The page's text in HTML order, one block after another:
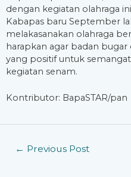
dengan kegiatan olahraga
Kabapas baru September
melakasanakan olahraga
harapkan agar badan
yang positif untuk semangat
kegiatan senam.
Kontributor: BapaSTAR/pan
← Previous Post